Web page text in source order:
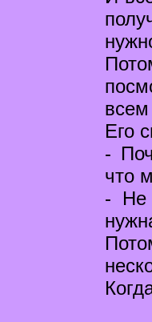
Его
-
что
- Не